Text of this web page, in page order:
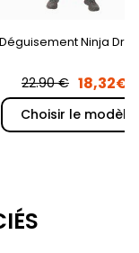
Déguisement Ninja
22.90 € 18,32€
Choisir le modèle